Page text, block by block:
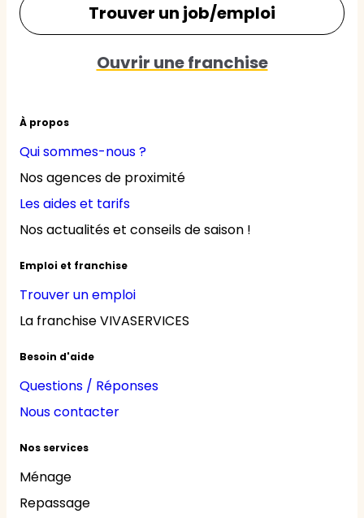
À propos
Qui sommes-nous ?
Nos agences de proximité
Les aides et tarifs
Nos actualités et conseils de saison !
Emploi et franchise
Trouver un emploi
La franchise VIVASERVICES
Besoin d'aide
Questions / Réponses
Nous contacter
Nos services
Ménage
Repassage
Trouver un job/emploi
Ouvrir une franchise